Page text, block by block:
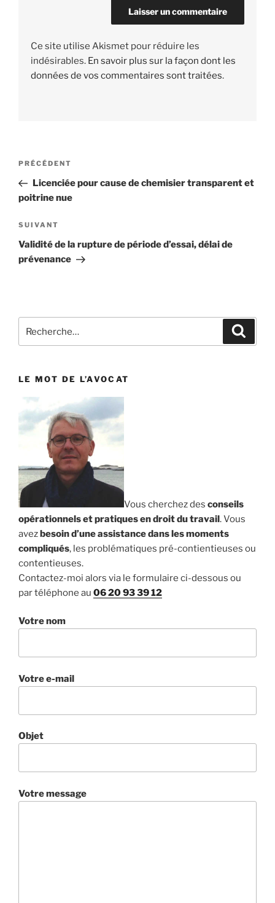
Ce site utilise Akismet pour réduire les
indésirables. En savoir plus sur la façon dont les
données de vos commentaires sont traitées.
Navigation
l’article
Article
précédent
PRÉCÉDENT
Licenciée pour cause de chemisier transparent et
poitrine nue
Article
suivant
SUIVANT
Validité de la rupture de période d’essai, délai de
prévenance
LE MOT DE L’AVOCAT
Vous cherchez des conseils
opérationnels et pratiques en droit du travail. Vous
avezbesoin d’une assistance dans les moments
compliqués, les problématiques pré-contientieuses ou
contentieuses.
Contactez-moi alors via le formulaire ci-dessous ou
par téléphone au 06 20 93 39 12
Votre nom
Votre e-mail
Objet
Votre message